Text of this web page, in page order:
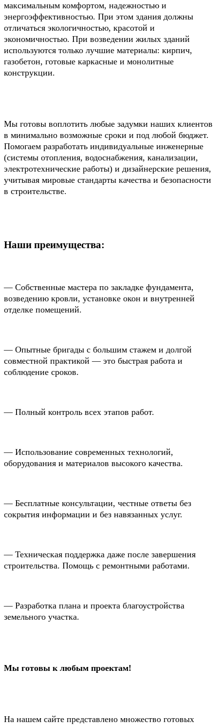
максимальным комфортом, надежностью и
энергоэффективностью. При этом здания должны
отличаться экологичностью, красотой и
экономичностью. При возведении жилых зданий
используются только лучшие материалы: кирпич,
газобетон, готовые каркасные и монолитные
конструкции.
Мы готовы воплотить любые задумки наших клиентов
в минимально возможные сроки и под любой бюджет.
Помогаем разработать индивидуальные инженерные
(системы отопления, водоснабжения, канализации,
электротехнические работы) и дизайнерские решения,
учитывая мировые стандарты качества и безопасности
в строительстве.
Наши преимущества:
— Собственные мастера по закладке фундамента,
возведению кровли, установке окон и внутренней
отделке помещений.
— Опытные бригады с большим стажем и долгой
совместной практикой — это быстрая работа и
соблюдение сроков.
— Полный контроль всех этапов работ.
— Использование современных технологий,
оборудования и материалов высокого качества.
— Бесплатные консультации, честные ответы без
сокрытия информации и без навязанных услуг.
— Техническая поддержка даже после завершения
строительства. Помощь с ремонтными работами.
— Разработка плана и проекта благоустройства
земельного участка.
Мы готовы к любым проектам!
На нашем сайте представлено множество готовых